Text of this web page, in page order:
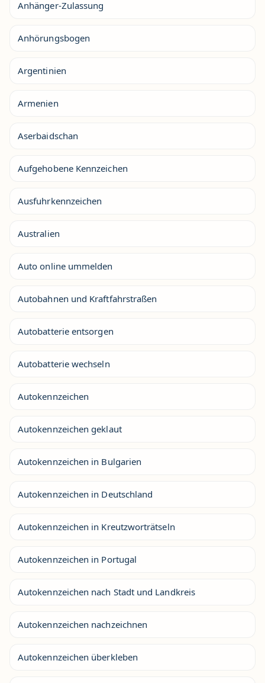
Anhänger-Zulassung
Anhörungsbogen
Argentinien
Armenien
Aserbaidschan
Aufgehobene Kennzeichen
Ausfuhrkennzeichen
Australien
Auto online ummelden
Autobahnen und Kraftfahrstraßen
Autobatterie entsorgen
Autobatterie wechseln
Autokennzeichen
Autokennzeichen geklaut
Autokennzeichen in Bulgarien
Autokennzeichen in Deutschland
Autokennzeichen in Kreutzworträtseln
Autokennzeichen in Portugal
Autokennzeichen nach Stadt und Landkreis
Autokennzeichen nachzeichnen
Autokennzeichen überkleben